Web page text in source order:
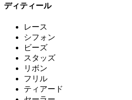
ディティール
レース
シフォン
ビーズ
スタッズ
リボン
フリル
ティアード